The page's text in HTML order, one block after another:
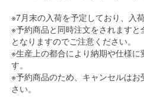
※7月末の入荷を予定しており、入
※予約商品と同時注文をされます
となりますのでご注意ください。
※生産上の都合により納期や仕様に
す。
※予約商品のため、キャンセルは
さい。